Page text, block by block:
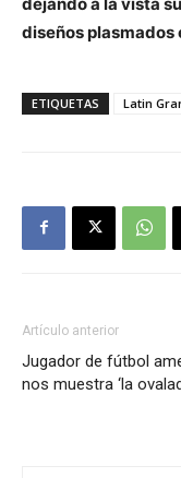
diseños plasmados
ETIQUETAS Latin
Artículo anterior
Jugador de fútbol
nos muestra ‘la